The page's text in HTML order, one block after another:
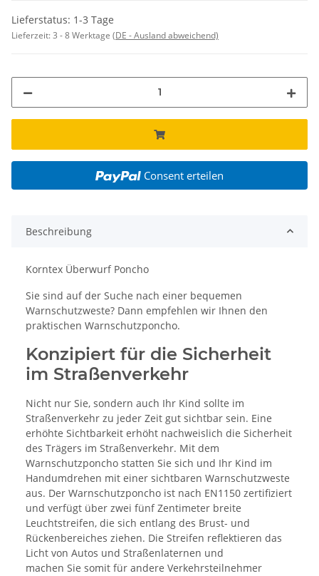
Lieferstatus: 1-3 Tage
Lieferzeit:3 - 8 Werktage (DE - Ausland abweichend)
Consent erteilen
Beschreibung
Korntex Überwurf Poncho
Sie sind auf der Suche nach einer bequemen
Warnschutzweste? Dann empfehlen wir Ihnen den
praktischen Warnschutzponcho.
Konzipiert für die Sicherheit
im Straßenverkehr
Nicht nur Sie, sondern auch Ihr Kind sollte im
Straßenverkehr zu jeder Zeit gut sichtbar sein. Eine
erhöhte Sichtbarkeit erhöht nachweislich die Sicherheit
des Trägers im Straßenverkehr. Mit dem
Warnschutzponcho statten Sie sich und Ihr Kind im
Handumdrehen mit einer sichtbaren Warnschutzweste
aus. Der Warnschutzponcho ist nach EN1150 zertifiziert
und verfügt über zwei fünf Zentimeter breite
Leuchtstreifen, die sich entlang des Brust- und
Rückenbereiches ziehen. Die Streifen reflektieren das
Licht von Autos und Straßenlaternen und
machen Sie somit für andere Verkehrsteilnehmer